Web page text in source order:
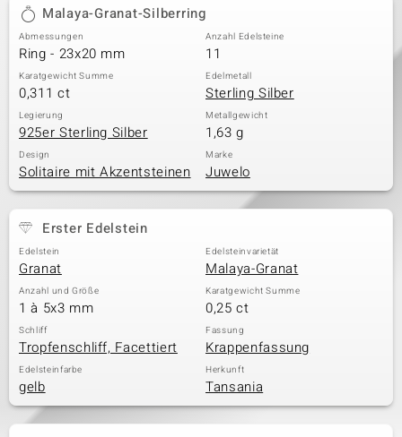
Malaya-Granat-Silberring
Abmessungen
Ring - 23x20 mm
Anzahl Edelsteine
11
Karatgewicht Summe
0,311 ct
Edelmetall
Sterling Silber
Legierung
925er Sterling Silber
Metallgewicht
1,63 g
Design
Solitaire mit Akzentsteinen
Marke
Juwelo
Erster Edelstein
Edelstein
Granat
Edelsteinvarietät
Malaya-Granat
Anzahl und Größe
1 à 5x3 mm
Karatgewicht Summe
0,25 ct
Schliff
Tropfenschliff, Facettiert
Fassung
Krappenfassung
Edelsteinfarbe
gelb
Herkunft
Tansania